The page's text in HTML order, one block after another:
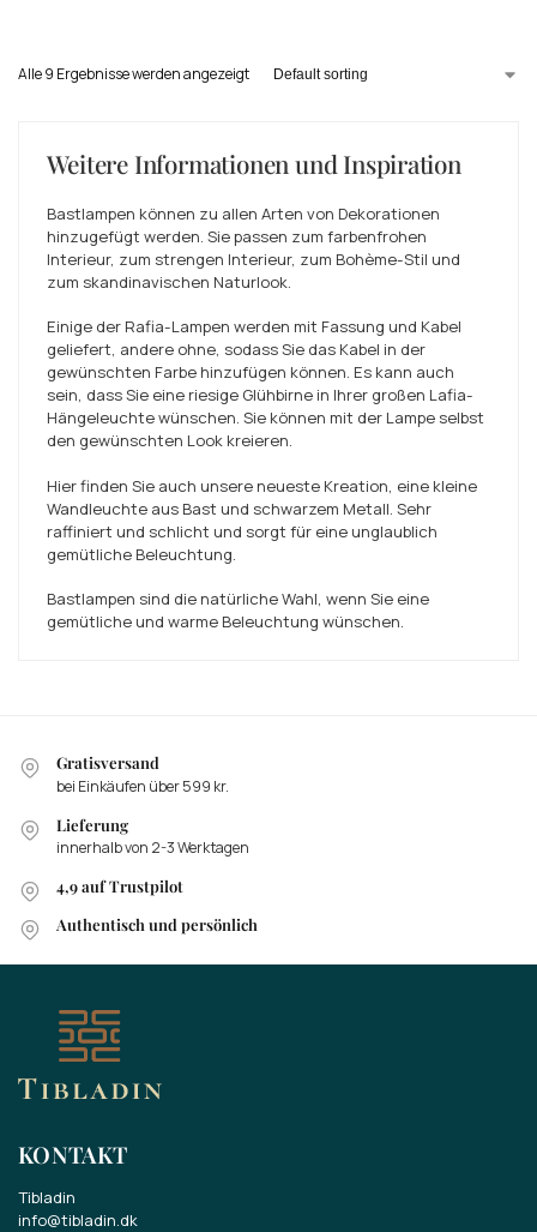
Alle 9 Ergebnisse werden angezeigt
Weitere Informationen und Inspiration
Bastlampen können zu allen Arten von Dekorationen
hinzugefügt werden. Sie passen zum farbenfrohen
Interieur, zum strengen Interieur, zum Bohème-Stil und
zum skandinavischen Naturlook.
Einige der Rafia-Lampen werden mit Fassung und Kabel
geliefert, andere ohne, sodass Sie das Kabel in der
gewünschten Farbe hinzufügen können. Es kann auch
sein, dass Sie eine riesige Glühbirne in Ihrer großen Lafia-
Hängeleuchte wünschen. Sie können mit der Lampe selbst
den gewünschten Look kreieren.
Hier finden Sie auch unsere neueste Kreation, eine kleine
Wandleuchte aus Bast und schwarzem Metall. Sehr
raffiniert und schlicht und sorgt für eine unglaublich
gemütliche Beleuchtung.
Bastlampen sind die natürliche Wahl, wenn Sie eine
gemütliche und warme Beleuchtung wünschen.
Gratisversand
bei Einkäufen über 599 kr.
Lieferung
innerhalb von 2-3 Werktagen
4,9 auf Trustpilot
Authentisch und persönlich
KONTAKT
Tibladin
info@tibladin.dk